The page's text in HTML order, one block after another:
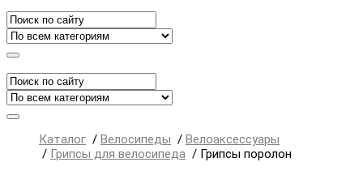
Каталог / Велосипеды / Велоаксессуары
/ Грипсы для велосипеда / Грипсы поролон